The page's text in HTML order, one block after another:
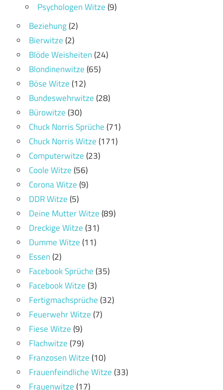
Psychologen Witze(9)
Beziehung(2)
Bierwitze(2)
Blöde Weisheiten(24)
Blondinenwitze(65)
Böse Witze(12)
Bundeswehrwitze(28)
Bürowitze(30)
Chuck Norris Sprüche(71)
Chuck Norris Witze(171)
Computerwitze(23)
Coole Witze(56)
Corona Witze(9)
DDR Witze(5)
Deine Mutter Witze(89)
Dreckige Witze(31)
Dumme Witze(11)
Essen(2)
Facebook Sprüche(35)
Facebook Witze(3)
Fertigmachsprüche(32)
Feuerwehr Witze(7)
Fiese Witze(9)
Flachwitze(79)
Franzosen Witze(10)
Frauenfeindliche Witze(33)
Frauenwitze(17)